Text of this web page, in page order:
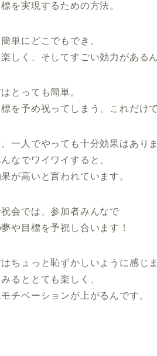
を実現するための方法。
単にどこでもでき、
しく、そしてすごい効力がある
とっても簡単。
を予め祝ってしまう、これだけで
一人でやっても十分効果はありま
なでワイワイすると、
が高いと言われています。
会では、参加者みんなで
や目標を予祝し合います！
ちょっと恥ずかしいように感じま
るととても楽しく、
チベーションが上がるんです。